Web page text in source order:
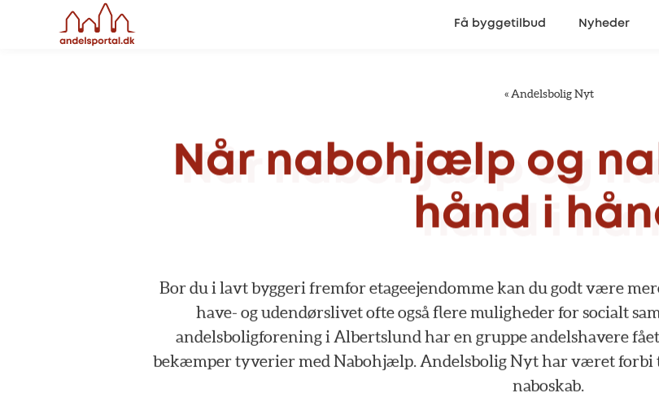
Få byggetilbud Nyheder
« Andelsbolig Nyt
Når nabohjælp og
hånd i
Bordui lavtbyggeri fremforetageejendommekan dugodtvære
have- ogudendørslivetofteogsåfleremulighederforsocialt
andelsboligforening i Albertslund har en gruppe andelshavere fået
bekæmpertyveriermedNabohjælp. AndelsboligNytharværetforbi
naboskab.